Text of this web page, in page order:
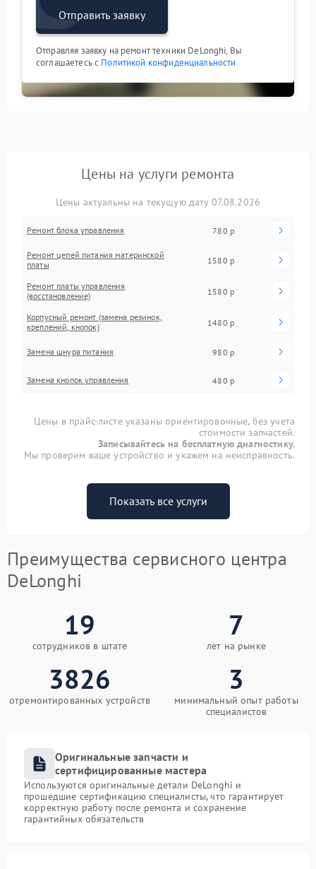
Отправить заявку
Отправляя заявку на ремонт техники DeLonghi, Вы
соглашаетесь с Политикой конфиденциальности
Цены на услуги ремонта
Цены актуальны на текущую дату 07.08.2026
Ремонт блока управления 780 р
Ремонт цепей питания материнской
платы
1580 р
Ремонт платы управления
(восстановление)
1580 р
Корпусный ремонт (замена резинок,
креплений, кнопок)
1480 р
Замена шнура питания 980 р
Замена кнопок управления 480 р
Цены в прайс-листе указаны ориентировочные, без учета
стоимости запчастей.
Записывайтесь на бесплатную диагностику.
Мы проверим ваше устройство и укажем на неисправность.
Показать все услуги
Преимущества сервисного центра
DeLonghi
19
сотрудников в штате
7
лет на рынке
3826
отремонтированных устройств
3
минимальный опыт работы
специалистов
Оригинальные запчасти и
сертифицированные мастера
Используются оригинальные детали DeLonghi и
прошедшие сертификацию специалисты, что гарантирует
корректную работу после ремонта и сохранение
гарантийных обязательств